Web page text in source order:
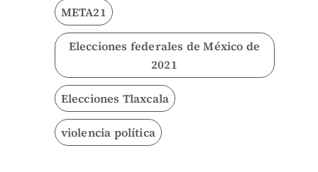
META21
Elecciones federales de México de
2021
Elecciones Tlaxcala
violencia política